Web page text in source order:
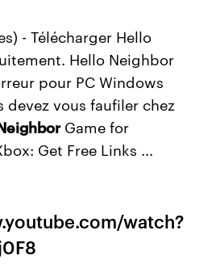
- Télécharger Hello
Hello Neighbor
pour PC Windows
devez vous faufiler chez
Game for
Get Free Links ...
watch?